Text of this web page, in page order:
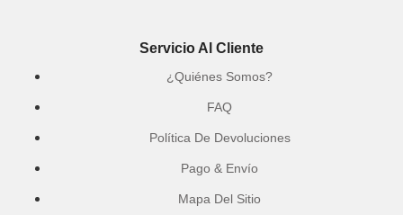
Servicio Al Cliente
¿Quiénes Somos?
FAQ
Política De Devoluciones
Pago & Envío
Mapa Del Sitio